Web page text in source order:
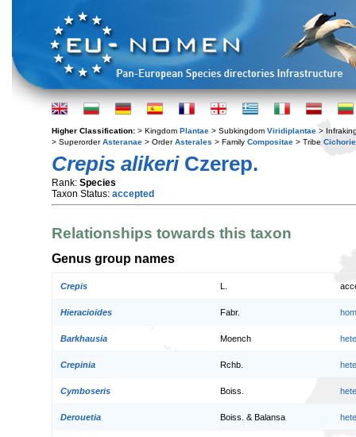
Higher Classification: > Kingdom Plantae > Subkingdom Viridiplantae >
> SuperorderAsteranae > OrderAsterales > Family Compositae > Tribe
Crepis alikeriCzerep.
Rank: Species
Taxon Status: accepted
Relationships towards this taxon
Genus group names
Crepis
Hieracioides Fabr.
Barkhausia Moench
Crepinia Rchb.
Cymboseris Boiss.
Derouetia Boiss. & Balansa